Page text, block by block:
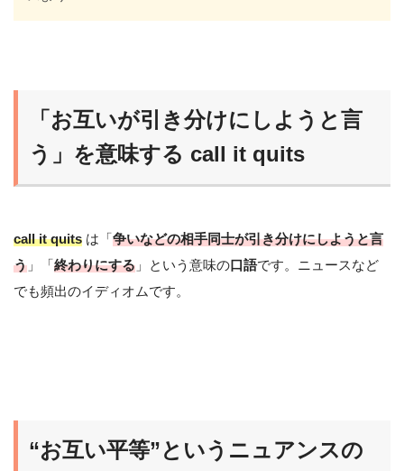
「お互いが引き分けにしようと言
う」を意味する call it quits
call it quits は「争いなどの相手同士が引き分けにしようと言
う 」「終わりにする 」という意味の口語です。ニュースなど
でも頻出のイディオムです。
“お互い平等”というニュアンスの